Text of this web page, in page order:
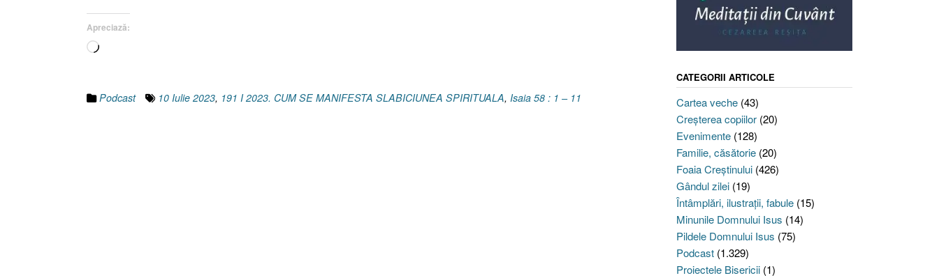
Apreciază:
Încarc...
Podcast 10 Iulie 2023, 191 I 2023. CUM SE MANIFESTA SLABICIUNEA SPIRITUALA, Isaia 58 : 1 – 11
CATEGORII ARTICOLE
Cartea veche(43)
Creşterea copiilor(20)
Evenimente(128)
Familie, căsătorie(20)
Foaia Creştinului(426)
Gândul zilei(19)
Întâmplări, ilustraţii, fabule(15)
Minunile Domnului Isus (14)
Pildele Domnului Isus (75)
Podcast(1.329)
Proiectele Bisericii(1)